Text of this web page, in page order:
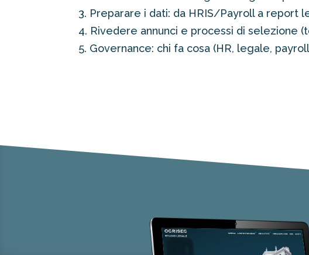
3. Preparare i dati: da HRIS/Payroll a report
4. Rivedere annunci e processi di selezione
5. Governance: chi fa cosa (HR, legale,